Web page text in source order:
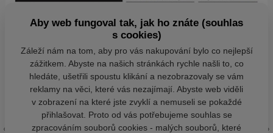
Aby web fungoval tak, jak ho znáte (souhlas
s cookies)
Záleží nám na tom, aby pro vás nakupování bylo co nejlepší
zážitkem. Abyste na našich stránkách rychle našli to, co
hledáte, ušetřili spoustu klikání a nezobrazovaly se vám
reklamy na věci, které vás nezajímají. Abyste web viděli
v zobrazení na které jste zvyklí a nemuseli se pokaždé
přihlašovat. Proto od vás potřebujeme souhlas se
zpracováním souborů cookies - malých souborů, které